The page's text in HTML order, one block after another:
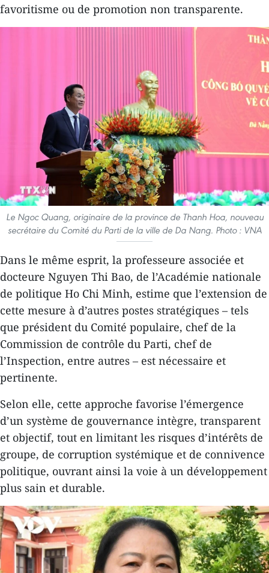
favoritisme ou de promotion non transparente.
Le Ngoc Quang, originaire de la province de Thanh Hoa, nouveau
secrétaire du Comité du Parti de la ville de Da Nang. Photo : VNA
Dans le même esprit, la professeure associée et
docteure Nguyen Thi Bao, de l’Académie nationale
de politique Ho Chi Minh, estime que l’extension de
cette mesure à d’autres postes stratégiques – tels
que président du Comité populaire, chef de la
Commission de contrôle du Parti, chef de
l’Inspection, entre autres – est nécessaire et
pertinente.
Selon elle, cette approche favorise l’émergence
d’un système de gouvernance intègre, transparent
et objectif, tout en limitant les risques d’intérêts de
groupe, de corruption systémique et de connivence
politique, ouvrant ainsi la voie à un développement
plus sain et durable.